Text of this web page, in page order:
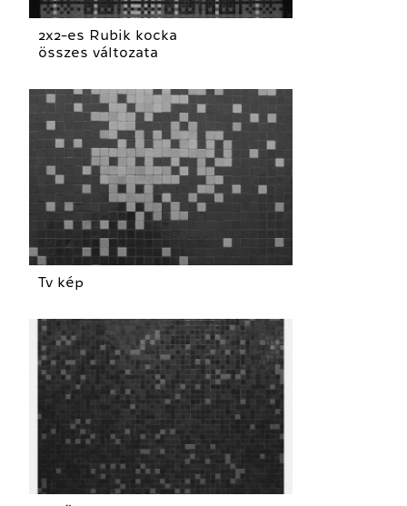
2x2-es Rubik kocka
összes változata
Tv kép